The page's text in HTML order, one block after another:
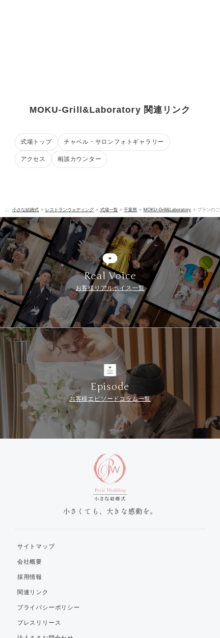
MOKU-Grill&Laboratory 関連リンク
式場トップ チャペル・サロンフォトギャラリー
アクセス 相談カウンター
小さな結婚式 レストランウェディング 式場一覧 千葉県 MOKU-Grill&Laboratory プランの
Real Voice
お客様リアルボイス一覧
Episode
お客様エピソードコラム一覧
小さくても、大きな感動を。
サイトマップ
会社概要
採用情報
関連リンク
プライバシーポリシー
プレスリリース